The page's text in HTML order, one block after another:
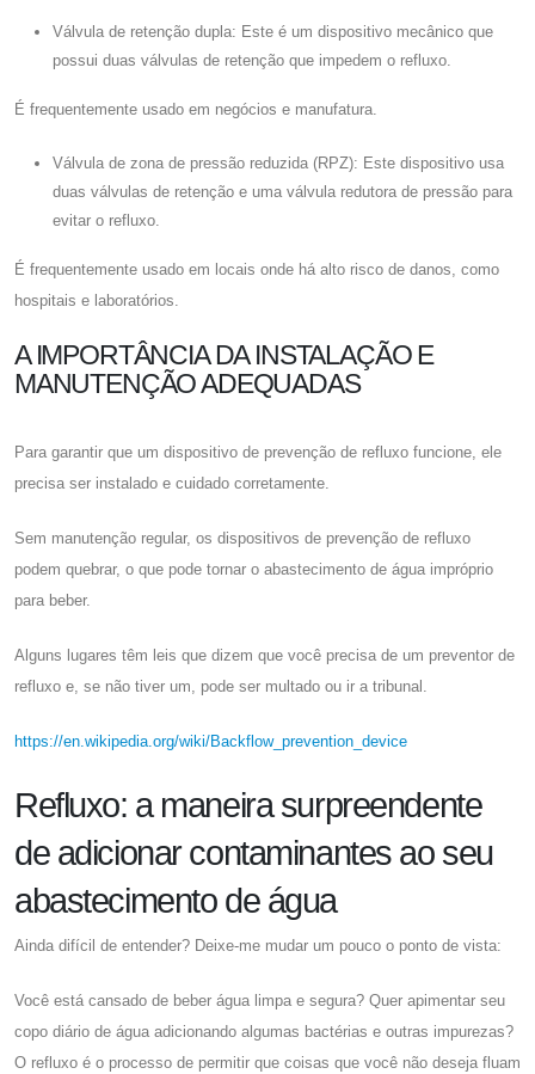
Válvula de retenção dupla: Este é um dispositivo mecânico que
possui duas válvulas de retenção que impedem o refluxo.
É frequentemente usado em negócios e manufatura.
Válvula de zona de pressão reduzida (RPZ): Este dispositivo usa
duas válvulas de retenção e uma válvula redutora de pressão para
evitar o refluxo.
É frequentemente usado em locais onde há alto risco de danos, como
hospitais e laboratórios.
A IMPORTÂNCIA DA INSTALAÇÃO E
MANUTENÇÃO ADEQUADAS
Para garantir que um dispositivo de prevenção de refluxo funcione, ele
precisa ser instalado e cuidado corretamente.
Sem manutenção regular, os dispositivos de prevenção de refluxo
podem quebrar, o que pode tornar o abastecimento de água impróprio
para beber.
Alguns lugares têm leis que dizem que você precisa de um preventor de
refluxo e, se não tiver um, pode ser multado ou ir a tribunal.
https://en.wikipedia.org/wiki/Backflow_prevention_device
Refluxo: a maneira surpreendente
de adicionar contaminantes ao seu
abastecimento de água
Ainda difícil de entender? Deixe-me mudar um pouco o ponto de vista:
Você está cansado de beber água limpa e segura? Quer apimentar seu
copo diário de água adicionando algumas bactérias e outras impurezas?
O refluxo é o processo de permitir que coisas que você não deseja fluam